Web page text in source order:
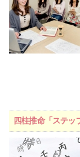
四柱推命「ステ